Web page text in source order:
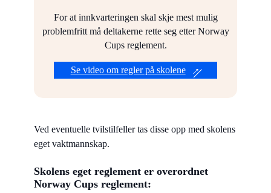
For at innkvarteringen skal skje mest mulig
problemfritt må deltakerne rette seg etter Norway
Cups reglement.
Se video om regler på skolene
Ved eventuelle tvilstilfeller tas disse opp med skolens
eget vaktmannskap.
Skolens eget reglement er overordnet
Norway Cups reglement: